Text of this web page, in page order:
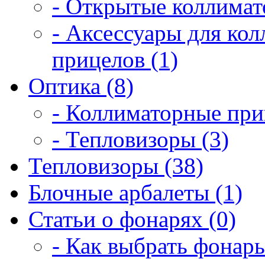
- Открытые
- Аксессуары для
прицелов (1)
Оптика (8)
- Коллиматорные
- Тепловизоры (3)
Тепловизоры (38)
Блочные арбалеты (1)
Статьи о фонарях (0)
- Как выбрать